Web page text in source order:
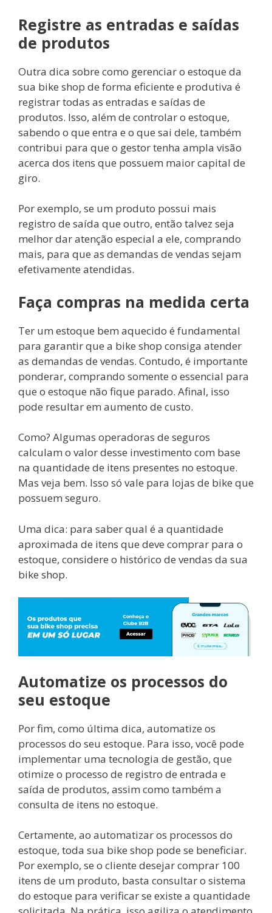
Registre as entradas e saídas
de produtos
Outra dica sobre como gerenciar o estoque da
sua bike shop de forma eficiente e produtiva é
registrar todas as entradas e saídas de
produtos. Isso, além de controlar o estoque,
sabendo o que entra e o que sai dele, também
contribui para que o gestor tenha ampla visão
acerca dos itens que possuem maior capital de
giro.
Por exemplo, se um produto possui mais
registro de saída que outro, então talvez seja
melhor dar atenção especial a ele, comprando
mais, para que as demandas de vendas sejam
efetivamente atendidas.
Faça compras na medida certa
Ter um estoque bem aquecido é fundamental
para garantir que a bike shop consiga atender
as demandas de vendas. Contudo, é importante
ponderar, comprando somente o essencial para
que o estoque não fique parado. Afinal, isso
pode resultar em aumento de custo.
Como? Algumas operadoras de seguros
calculam o valor desse investimento com base
na quantidade de itens presentes no estoque.
Mas veja bem. Isso só vale para lojas de bike que
possuem seguro.
Uma dica: para saber qual é a quantidade
aproximada de itens que deve comprar para o
estoque, considere o histórico de vendas da sua
bike shop.
Automatize os processos do
seu estoque
Por fim, como última dica, automatize os
processos do seu estoque. Para isso, você pode
implementar uma tecnologia de gestão, que
otimize o processo de registro de entrada e
saída de produtos, assim como também a
consulta de itens no estoque.
Certamente, ao automatizar os processos do
estoque, toda sua bike shop pode se beneficiar.
Por exemplo, se o cliente desejar comprar 100
itens de um produto, basta consultar o sistema
do estoque para verificar se existe a quantidade